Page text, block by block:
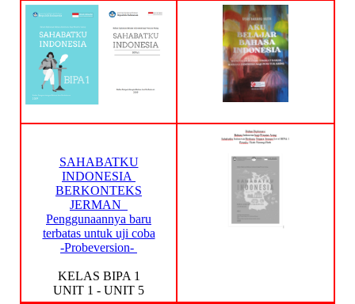
SAHABATKU
INDONESIA
BERKONTEKS
JERMAN
Penggunaannya baru
terbatas untuk uji coba
-Probeversion-
KELAS BIPA 1
UNIT 1 - UNIT 5